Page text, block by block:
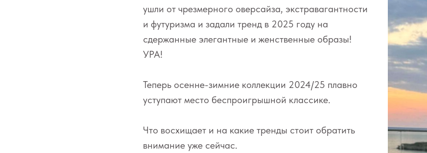
ушли от чрезмерного оверсайза, экстравагантности
и футуризма и задали тренд в 2025 году на
сдержанные элегантные и женственные образы!
УРА!
Теперь осенне-зимние коллекции 2024/25 плавно
уступают место беспроигрышной классике.
Что восхищает и на какие тренды стоит обратить
внимание уже сейчас.